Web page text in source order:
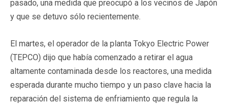
pasado, una medida que preocupó a los vecinos de Japón
y que se detuvo sólo recientemente.
El martes, el operador de la planta Tokyo Electric Power
(TEPCO) dijo que había comenzado a retirar el agua
altamente contaminada desde los reactores, una medida
esperada durante mucho tiempo y un paso clave hacia la
reparación del sistema de enfriamiento que regula la